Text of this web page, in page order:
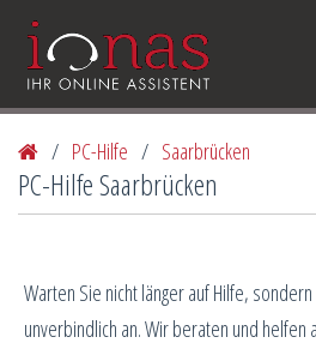
/ PC-Hilfe / Saarbrücken
PC-Hilfe Saarbrücken
Warten Sie nicht länger auf Hilfe,
unverbindlich an. Wir beraten und helfen